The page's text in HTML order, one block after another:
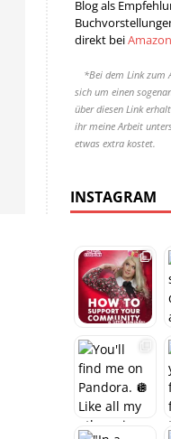
Blog als
direkt bei
*Bei dem Link zum
sich um einen
über diesen Link
ihr meine Arbeit
etwas extra kostet.
INSTAGRAM